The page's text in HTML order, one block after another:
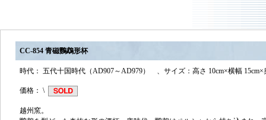
CC-854 青磁鸚鵡形杯
時代： 五代十国時代（AD907～AD979） 、サイズ：高さ 10cm×横幅 15cm×
価格： \
越州窯。